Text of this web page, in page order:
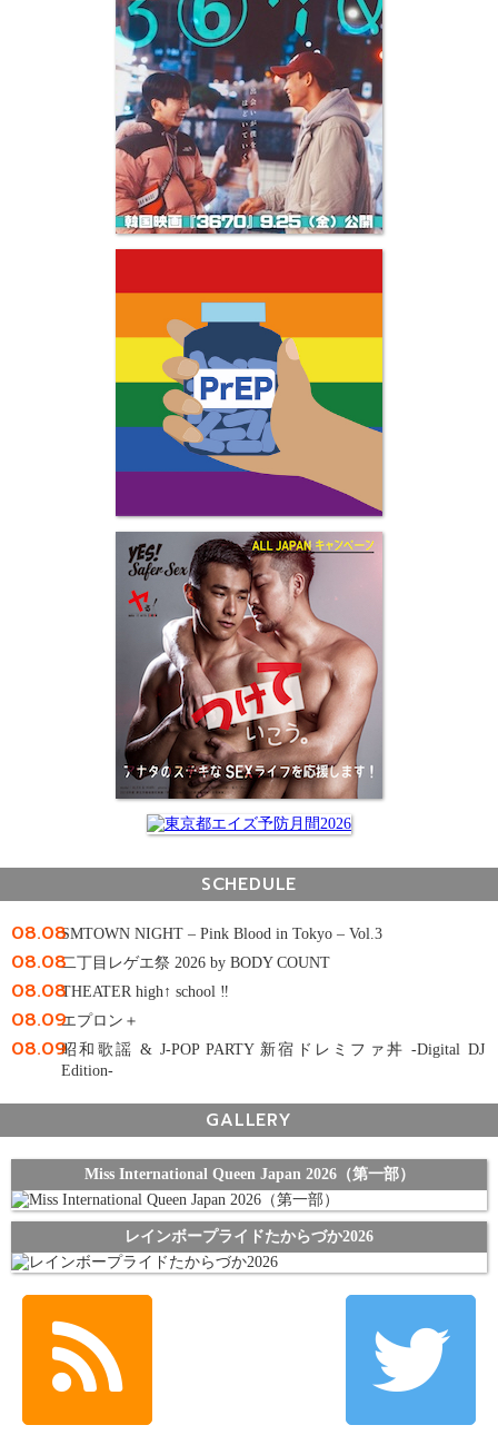
SCHEDULE
08.08SMTOWN NIGHT – Pink Blood in Tokyo – Vol.3
08.08二丁目レゲエ祭 2026 by BODY COUNT
08.08THEATER high↑ school ‼
08.09エプロン＋
08.09昭和歌謡 & J-POP PARTY 新宿ドレミファ丼 -Digital DJ
Edition-
GALLERY
Miss International Queen Japan 2026（第一部）
レインボープライドたからづか2026